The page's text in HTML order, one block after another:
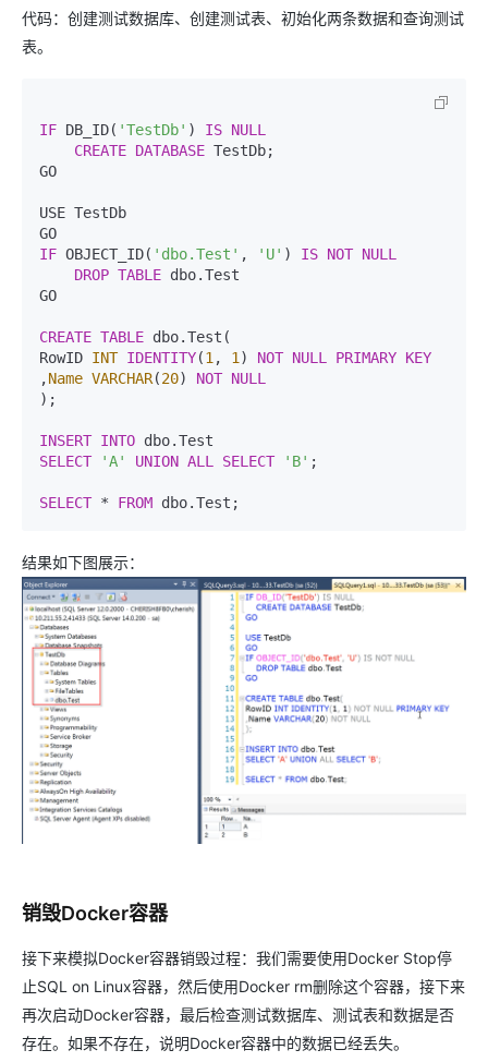
代码：创建测试数据库、创建测试表、初始化两条数据和查询测试
表。
IF DB_ID( 'TestDb' ) IS NULL
CREATE DATABASE TestDb;
GO
USE TestDb
IF OBJECT_ID( 'dbo.Test' , 'U' ) IS NOT NULL
DROP TABLE dbo.Test
GO
CREATE TABLE dbo.Test(
RowID INT IDENTITY(1 , 1 ) NOT NULL
PRIMARY KEY
,Name VARCHAR(20) NOT NULL
);
INSERT INTO
SELECT
'A' UNION ALL SELECT 'B' ;
SELECT * FROM dbo.Test;
结果如下图展示：
销毁Docker容器
接下来模拟Docker容器销毁过程：我们需要使用Docker Stop停
止SQL on Linux容器，然后使用Docker rm删除这个容器，接下来
再次启动Docker容器，最后检查测试数据库、测试表和数据是否
存在。如果不存在，说明Docker容器中的数据已经丢失。